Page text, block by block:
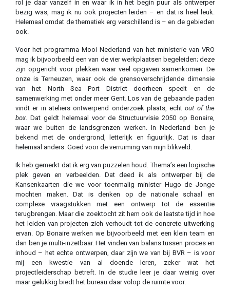
rol je daar vanzelf in en waar ik in het begin puur als ontwerper
bezig was, mag ik nu ook projecten leiden – en dat is heel leuk.
Helemaal omdat de thematiek erg verschillend is – en de gebieden
ook.
Voor het programma Mooi Nederland van het ministerie van VRO
mag ik bijvoorbeeld een van de vier werkplaatsen begeleiden; deze
zijn opgericht voor plekken waar veel opgaven samenkomen. De
onze is Terneuzen, waar ook de grensoverschrijdende dimensie
van het North Sea Port District doorheen speelt en de
samenwerking met onder meer Gent. Los van de gebaande paden
vindt er in ateliers ontwerpend onderzoek plaats, echtout of the
box. Dat geldt helemaal voor de Structuurvisie 2050 op Bonaire,
waar we buiten de landsgrenzen werken. In Nederland ben je
bekend met de ondergrond, letterlijk en figuurlijk. Dat is daar
helemaal anders. Goed voor de verruiming van mijn blikveld.
Ik heb gemerkt dat ik erg van puzzelen houd. Thema’s een logische
plek geven en verbeelden. Dat deed ik als ontwerper bij de
Kansenkaarten die we voor toenmalig minister Hugo de Jonge
mochten maken. Dat is denken op de nationale schaal en
complexe vraagstukken met een ontwerp tot de essentie
terugbrengen. Maar die zoektocht zit hem ook de laatste tijd in hoe
het leiden van projecten zich verhoudt tot de concrete uitwerking
ervan. Op Bonaire werken we bijvoorbeeld met een klein team en
dan ben je multi-inzetbaar. Het vinden van balans tussen proces en
inhoud – het echte ontwerpen, daar zijn we van bij BVR – is voor
mij een kwestie van al doende leren, zeker wat het
projectleiderschap betreft. In de studie leer je daar weinig over
maar gelukkig biedt het bureau daar volop de ruimte voor.